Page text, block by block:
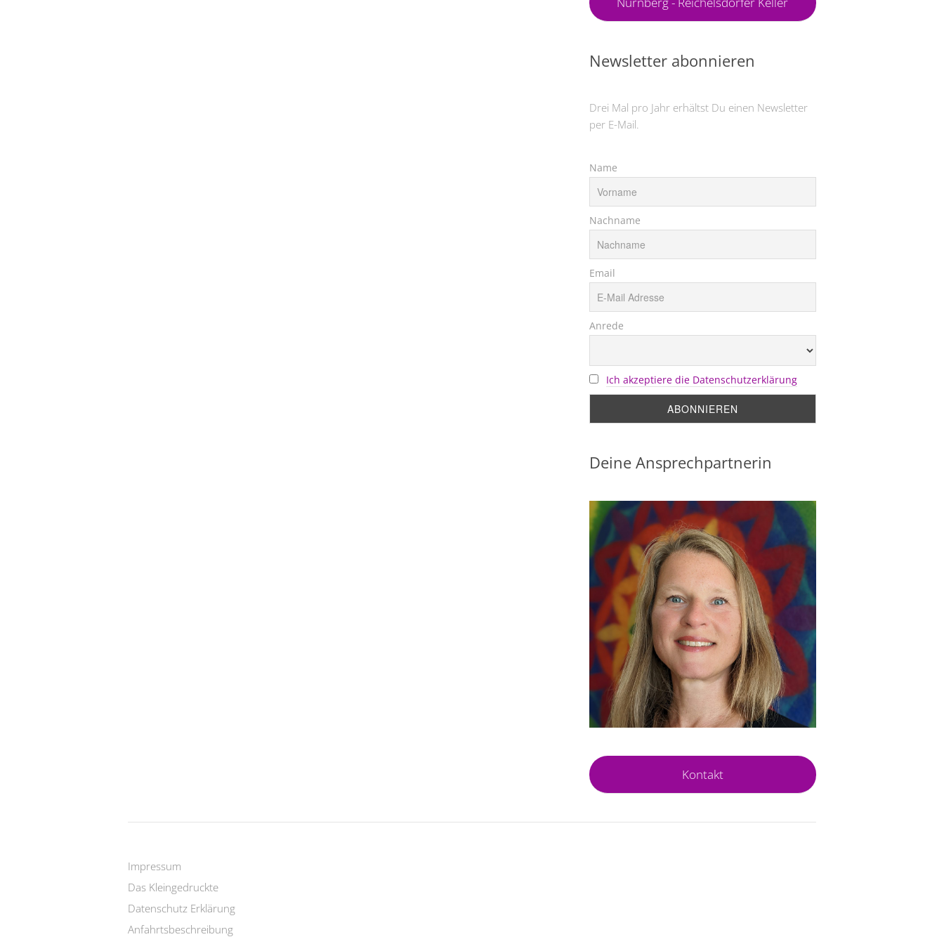
Newsletter abonnieren
Drei Mal pro Jahr erhältst Du einen Newsletter
per E-Mail.
Name
Nachname
Email
Anrede
Ich akzeptiere die Datenschutzerklärung
Deine Ansprechpartnerin
Kontakt
Impressum
Das Kleingedruckte
Datenschutz Erklärung
Anfahrtsbeschreibung